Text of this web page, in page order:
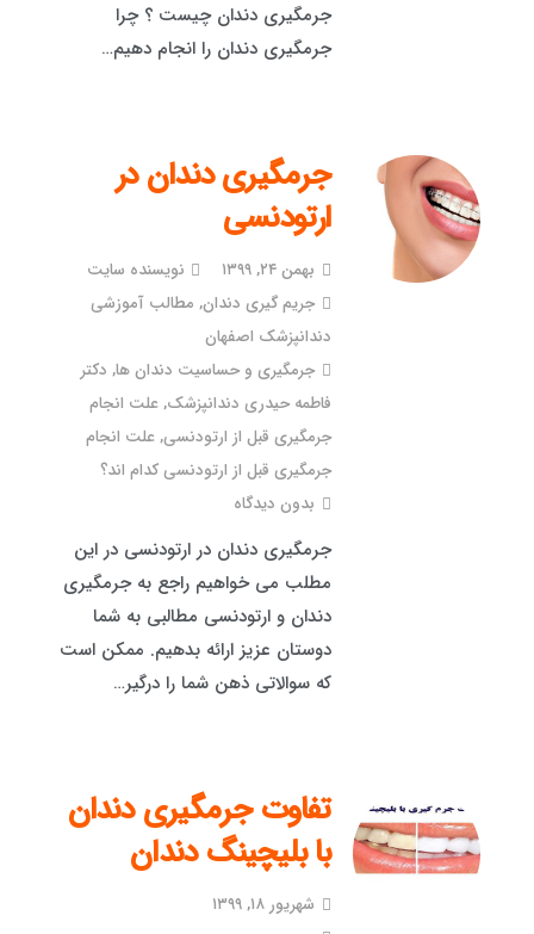
جرمگیری دندان چیست ؟ چرا
جرمگیری دندان را انجام دهیم…
جرمگیری دندان در
ارتودنسی
بهمن ۲۴, ۱۳۹۹
نویسنده سایت
جریم گیری دندان, مطالب آموزشی
دندانپزشک اصفهان
جرمگیری و حساسیت دندان ها, دکتر
فاطمه حیدری دندانپزشک,علت انجام
جرمگیری قبل از ارتودنسی,علت انجام
جرمگیری قبل از ارتودنسی کدام اند؟
بدون دیدگاه
جرمگیری دندان در ارتودنسی در این
مطلب می خواهیم راجع به جرمگیری
دندان و ارتودنسی مطالبی به شما
دوستان عزیز ارائه بدهیم. ممکن است
که سوالاتی ذهن شما را درگیر…
تفاوت جرمگیری دندان
با بلیچینگ دندان
شهریور ۱۸, ۱۳۹۹